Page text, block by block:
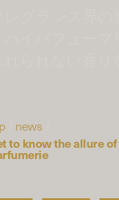
/ news
to know the allure